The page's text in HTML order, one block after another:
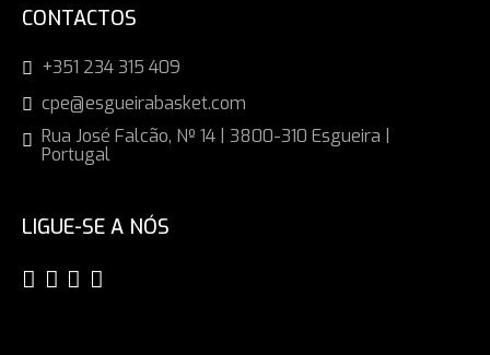
CONTACTOS
+351 234 315 409
cpe@esgueirabasket.com
Rua José Falcão, Nº 14 | 3800-310 Esgueira |
Portugal
LIGUE-SE A NÓS